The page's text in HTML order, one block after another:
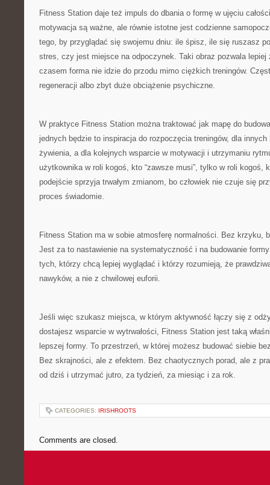
Fitness Station daje też impuls do dbania o formę w ujęciu
motywacja są ważne, ale równie istotne jest codzienne
tego, by przyglądać się swojemu dniu: ile śpisz, ile się ruszasz
stres, czy jest miejsce na odpoczynek. Taki obraz pozwala lepiej
czasem forma nie idzie do przodu mimo ciężkich treningów.
regeneracji albo zbyt duże obciążenie psychiczne.
W praktyce Fitness Station można traktować jak mapę do
jednych będzie to inspiracja do rozpoczęcia treningów, dla innych
żywienia, a dla kolejnych wsparcie w motywacji i utrzymaniu
użytkownika w roli kogoś, kto “zawsze musi”, tylko w roli kogoś,
podejście sprzyja trwałym zmianom, bo człowiek nie czuje się
proces świadomie.
Fitness Station ma w sobie atmosferę normalności. Bez krzyku,
Jest za to nastawienie na systematyczność i na budowanie
tych, którzy chcą lepiej wyglądać i którzy rozumieją, że
nawyków, a nie z chwilowej euforii.
Jeśli więc szukasz miejsca, w którym aktywność łączy się z
dostajesz wsparcie w wytrwałości, Fitness Station jest taką
lepszej formy. To przestrzeń, w której możesz budować siebie
Bez skrajności, ale z efektem. Bez chaotycznych porad, ale z
od dziś i utrzymać jutro, za tydzień, za miesiąc i za rok.
CATEGORIES: IRISHROOTS
Comments are closed.